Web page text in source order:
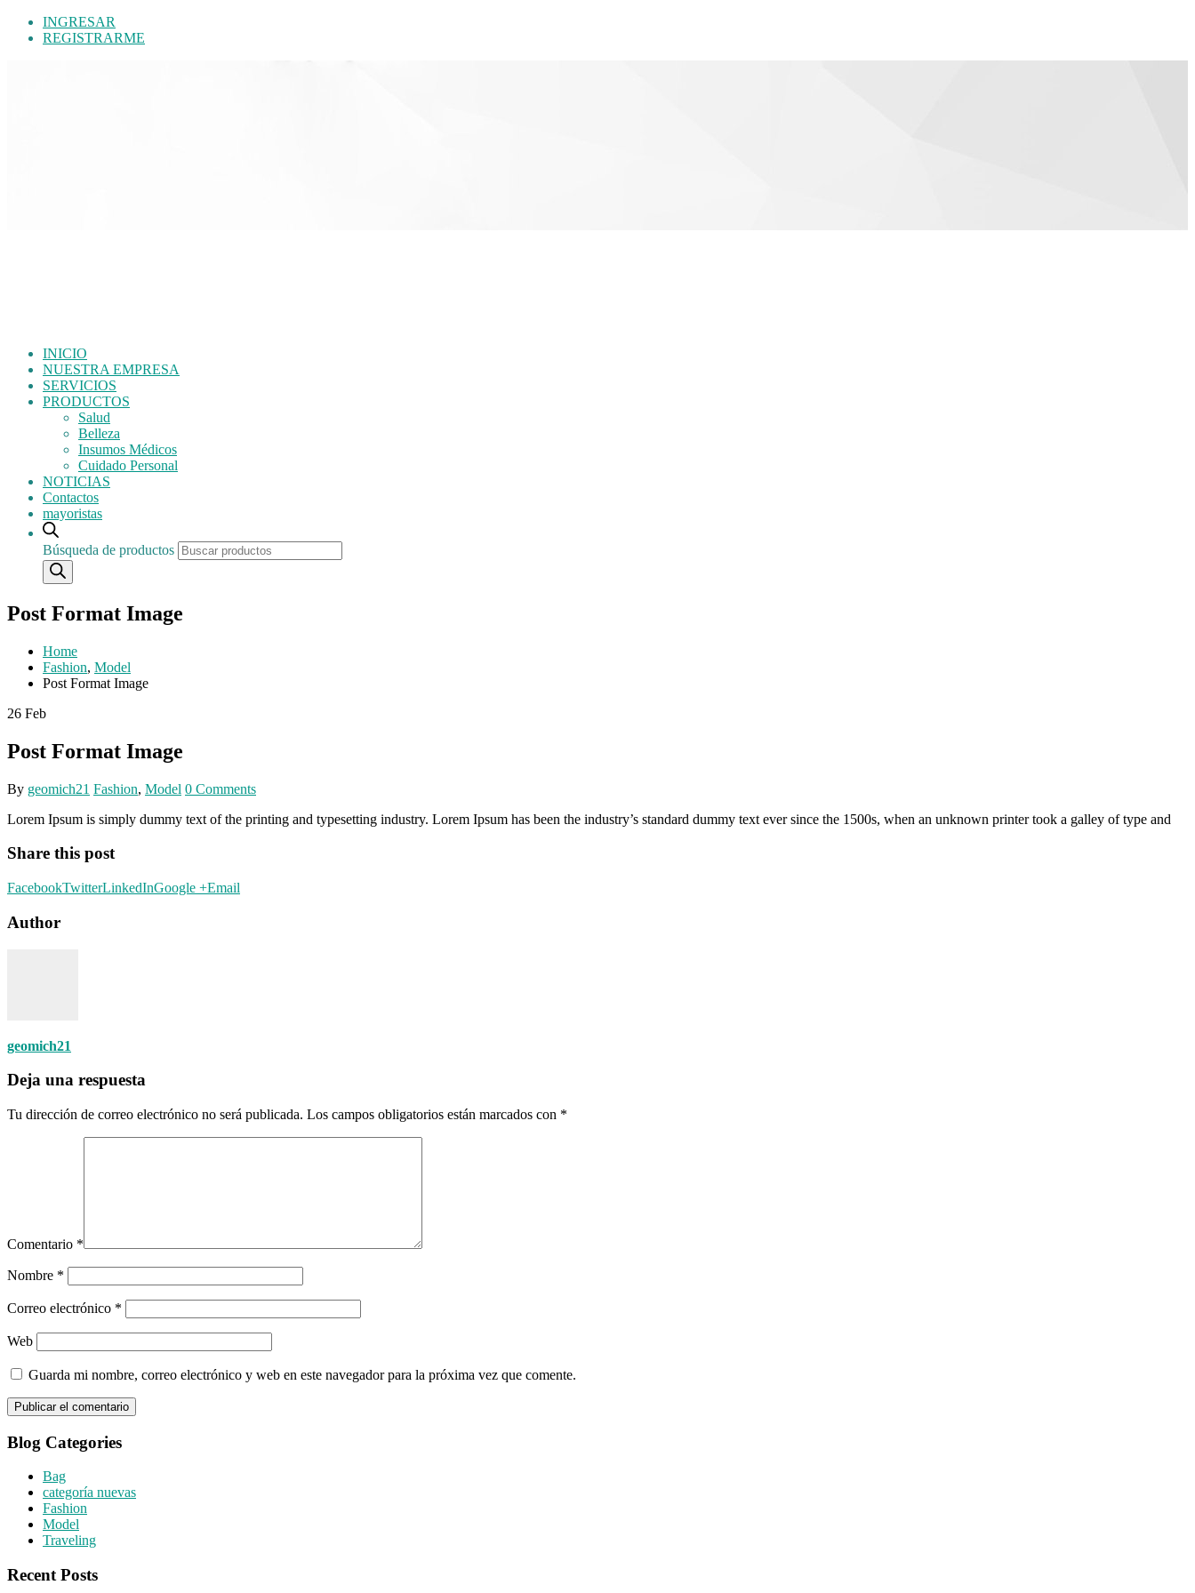
INGRESAR
REGISTRARME
INICIO
NUESTRA EMPRESA
SERVICIOS
PRODUCTOS
Salud
Belleza
Insumos Médicos
Cuidado Personal
NOTICIAS
Contactos
mayoristas
Búsqueda de productos
Post Format Image
Home
Fashion, Model
Post Format Image
26 Feb
Post Format Image
By geomich21 Fashion, Model 0 Comments
Lorem Ipsum is simply dummy text of the printing and typesetting industry. Lorem Ipsum has been the industry’s standard dummy text ever since the 1500s, when an unknown printer took a galley of type and
Share this post
FacebookTwitterLinkedInGoogle +Email
Author
geomich21
Deja una respuesta
Tu dirección de correo electrónico no será publicada. Los campos obligatorios están marcados con *
Comentario *
Nombre *
Correo electrónico *
Web
Guarda mi nombre, correo electrónico y web en este navegador para la próxima vez que comente.
Blog Categories
Bag
categoría nuevas
Fashion
Model
Traveling
Recent Posts